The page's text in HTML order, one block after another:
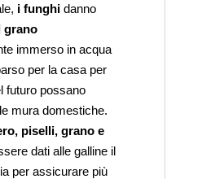
i funghidanno
grano
immerso in acqua
per la casa per
futuro possano
mura domestiche.
piselli, grano e
dati alle galline il
per assicurare più